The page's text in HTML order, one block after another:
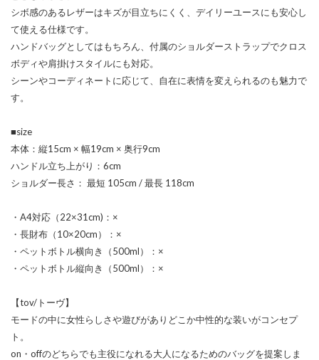
シボ感のあるレザーはキズが目立ちにくく、デイリーユースにも安心し
て使える仕様です。
ハンドバッグとしてはもちろん、付属のショルダーストラップでクロス
ボディや肩掛けスタイルにも対応。
シーンやコーディネートに応じて、自在に表情を変えられるのも魅力で
す。
■size
本体：縦15cm × 幅19cm × 奥行9cm
ハンドル立ち上がり：6cm
ショルダー長さ： 最短 105cm / 最長 118cm
・A4対応（22×31cm)：×
・長財布（10×20cm）：×
・ペットボトル横向き（500ml）：×
・ペットボトル縦向き（500ml）：×
【tov/トーヴ】
モードの中に女性らしさや遊びがありどこか中性的な装いがコンセプ
ト。
on・offのどちらでも主役になれる大人になるためのバッグを提案しま